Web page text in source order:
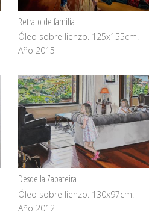
Retrato de familia
Óleo sobre lienzo. 125x155cm.
Año 2015
Desde la Zapateira
Óleo sobre lienzo. 130x97cm.
Año 2012